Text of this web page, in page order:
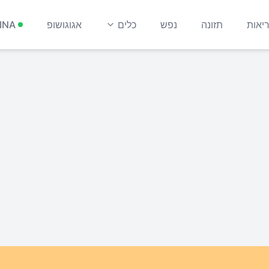
תזונה נפש כלים אגוגושופ